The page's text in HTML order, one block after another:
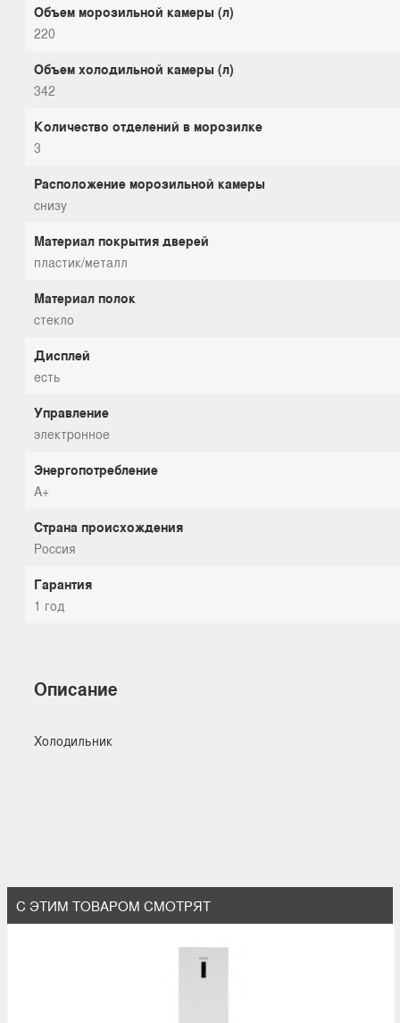
Объем морозильной камеры (л)
220
Объем холодильной камеры (л)
342
Количество отделений в морозилке
3
Расположение морозильной камеры
снизу
Материал покрытия дверей
пластик/металл
Материал полок
стекло
Дисплей
есть
Управление
электронное
Энергопотребление
A+
Страна происхождения
Россия
Гарантия
1 год
Описание
Холодильник
С ЭТИМ ТОВАРОМ СМОТРЯТ